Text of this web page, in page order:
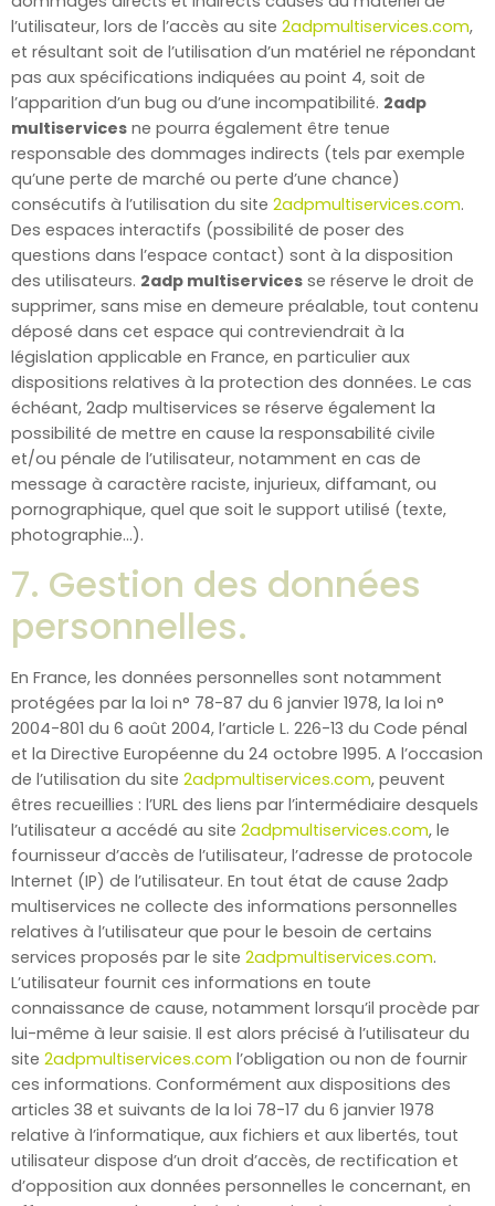
l’utilisateur, lors de l’accès au site 2adpmultiservices.com,
et résultant soit de l’utilisation d’un matériel ne répondant
pas aux spécifications indiquées au point 4, soit de
l’apparition d’un bug ou d’une incompatibilité. 2adp
multiservices ne pourra également être tenue
responsable des dommages indirects (tels par exemple
qu’une perte de marché ou perte d’une chance)
consécutifs à l’utilisation du site 2adpmultiservices.com.
Des espaces interactifs (possibilité de poser des
questions dans l’espace contact) sont à la disposition
des utilisateurs. 2adp multiservices se réserve le droit de
supprimer, sans mise en demeure préalable, tout contenu
déposé dans cet espace qui contreviendrait à la
législation applicable en France, en particulier aux
dispositions relatives à la protection des données. Le cas
échéant, 2adp multiservices se réserve également la
possibilité de mettre en cause la responsabilité civile
et/ou pénale de l’utilisateur, notamment en cas de
message à caractère raciste, injurieux, diffamant, ou
pornographique, quel que soit le support utilisé (texte,
photographie…).
7. Gestion des données
personnelles.
En France, les données personnelles sont notamment
protégées par la loi n° 78-87 du 6 janvier 1978, la loi n°
2004-801 du 6 août 2004, l’article L. 226-13 du Code pénal
et la Directive Européenne du 24 octobre 1995. A l’occasion
de l’utilisation du site 2adpmultiservices.com, peuvent
êtres recueillies : l’URL des liens par l’intermédiaire desquels
l’utilisateur a accédé au site 2adpmultiservices.com, le
fournisseur d’accès de l’utilisateur, l’adresse de protocole
Internet (IP) de l’utilisateur. En tout état de cause 2adp
multiservices ne collecte des informations personnelles
relatives à l’utilisateur que pour le besoin de certains
services proposés par le site 2adpmultiservices.com.
L’utilisateur fournit ces informations en toute
connaissance de cause, notamment lorsqu’il procède par
lui-même à leur saisie. Il est alors précisé à l’utilisateur du
site 2adpmultiservices.com l’obligation ou non de fournir
ces informations. Conformément aux dispositions des
articles 38 et suivants de la loi 78-17 du 6 janvier 1978
relative à l’informatique, aux fichiers et aux libertés, tout
utilisateur dispose d’un droit d’accès, de rectification et
d’opposition aux données personnelles le concernant, en